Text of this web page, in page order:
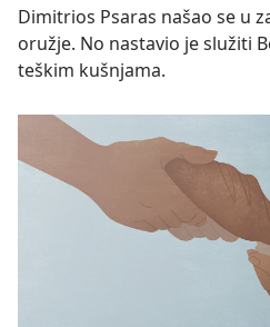
Dimitrios Psaras našao se u
oružje. No nastavio je služiti
teškim kušnjama.